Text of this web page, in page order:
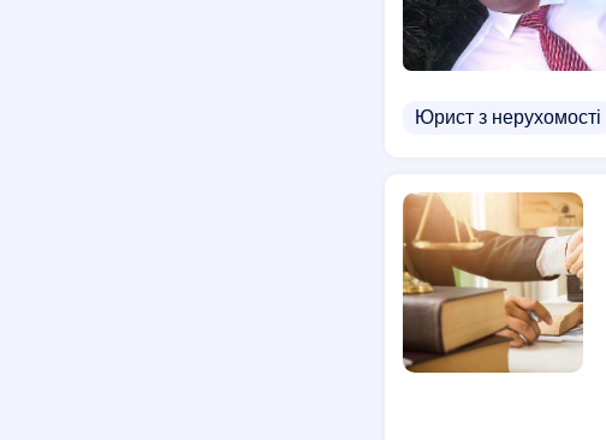
Юрист з нерухомості